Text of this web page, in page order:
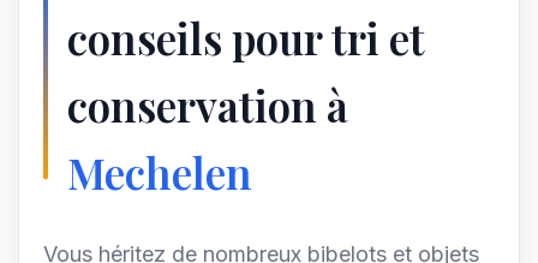
conseils pour tri et
conservation à
Mechelen
Vous héritez de nombreux bibelots et objets